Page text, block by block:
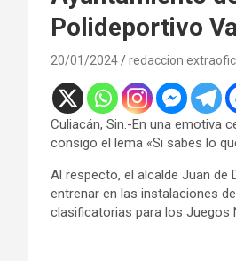
Polideportivo
20/01/2024 redaccion
Culiacán, Sin.-En una emotiva
consigo el lema «Si sabes lo
Al respecto, el alcalde Juan de
entrenar en las instalaciones
clasificatorias para los Juegos